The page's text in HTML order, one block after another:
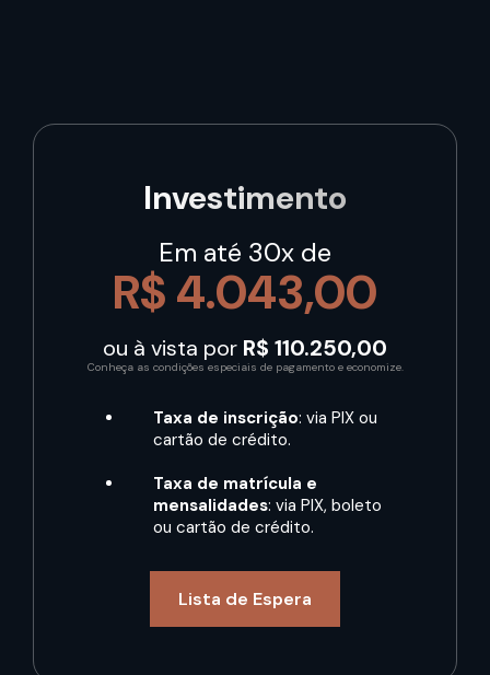
Investimento
Em até 30x de
R$ 4.043,00
ou à vista por R$ 110.250,00
Conheça as condições especiais de pagamento e economize.
Taxa de inscrição: via PIX ou
cartão de crédito.
Taxa de matrícula e
mensalidades: via PIX, boleto
ou cartão de crédito.
Lista de Espera